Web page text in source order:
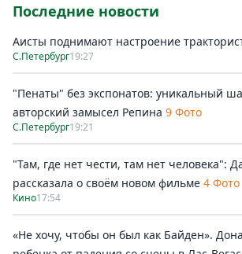
Последние новости
Аисты поднимают настроение
С.Петербург19:27
"Пенаты" без экспонатов: уникальный
авторский замысел Репина 9 Фото
С.Петербург19:21
"Там, где нет чести, там нет человека":
рассказала о своём новом фильме 4 Фото
Кино17:54
«Не хочу, чтобы он был как Байден».